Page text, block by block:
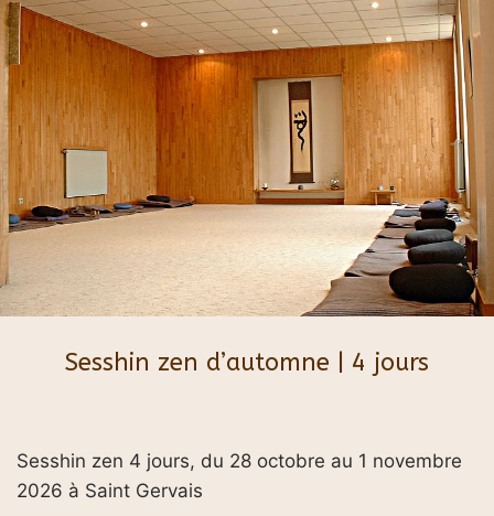
Sesshin zen d’automne | 4 jours
Sesshin zen 4 jours, du 28 octobre au 1 novembre
2026 à Saint Gervais